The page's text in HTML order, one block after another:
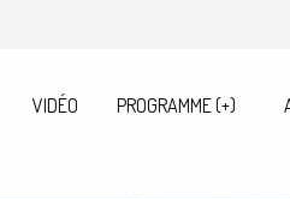
VIDÉO PROGRAMME (+)